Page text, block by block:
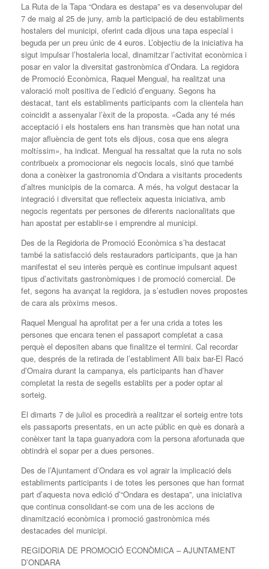
La Ruta de la Tapa “Ondara es destapa” es va desenvolupar del
7 de maig al 25 de juny, amb la participació de deu establiments
hostalers del municipi, oferint cada dijous una tapa especial i
beguda per un preu únic de 4 euros. L’objectiu de la iniciativa ha
sigut impulsar l’hostaleria local, dinamitzar l’activitat econòmica i
posar en valor la diversitat gastronòmica d’Ondara. La regidora
de Promoció Econòmica, Raquel Mengual, ha realitzat una
valoració molt positiva de l’edició d’enguany. Segons ha
destacat, tant els establiments participants com la clientela han
coincidit a assenyalar l’èxit de la proposta. «Cada any té més
acceptació i els hostalers ens han transmès que han notat una
major afluència de gent tots els dijous, cosa que ens alegra
moltíssim», ha indicat. Mengual ha ressaltat que la ruta no sols
contribueix a promocionar els negocis locals, sinó que també
dona a conèixer la gastronomia d’Ondara a visitants procedents
d’altres municipis de la comarca. A més, ha volgut destacar la
integració i diversitat que reflecteix aquesta iniciativa, amb
negocis regentats per persones de diferents nacionalitats que
han apostat per establir-se i emprendre al municipi.
Des de la Regidoria de Promoció Econòmica s’ha destacat
també la satisfacció dels restauradors participants, que ja han
manifestat el seu interès perquè es continue impulsant aquest
tipus d’activitats gastronòmiques i de promoció comercial. De
fet, segons ha avançat la regidora, ja s’estudien noves propostes
de cara als pròxims mesos.
Raquel Mengual ha aprofitat per a fer una crida a totes les
persones que encara tenen el passaport completat a casa
perquè el depositen abans que finalitze el termini. Cal recordar
que, després de la retirada de l’establiment Alli baix bar-El Racó
d’Omaira durant la campanya, els participants han d’haver
completat la resta de segells establits per a poder optar al
sorteig.
El dimarts 7 de juliol es procedirà a realitzar el sorteig entre tots
els passaports presentats, en un acte públic en què es donarà a
conèixer tant la tapa guanyadora com la persona afortunada que
obtindrà el sopar per a dues persones.
Des de l’Ajuntament d’Ondara es vol agrair la implicació dels
establiments participants i de totes les persones que han format
part d’aquesta nova edició d’“Ondara es destapa”, una iniciativa
que continua consolidant-se com una de les accions de
dinamització econòmica i promoció gastronòmica més
destacades del municipi.
REGIDORIA DE PROMOCIÓ ECONÒMICA – AJUNTAMENT
D’ONDARA